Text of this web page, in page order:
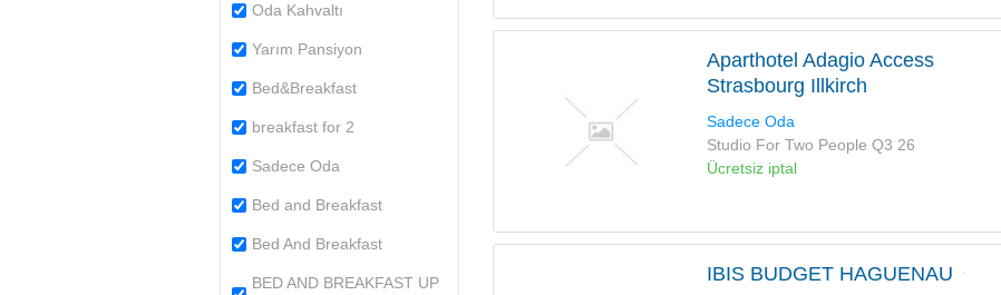
Oda Kahvaltı
Yarım Pansiyon
Bed&Breakfast
breakfast for 2
Sadece Oda
Bed and Breakfast
Bed And Breakfast
BED AND BREAKFAST UP
Aparthotel Adagio Access
Strasbourg Illkirch
Sadece Oda
Studio For Two People Q3 26
Ücretsiz iptal
IBIS BUDGET HAGUENAU